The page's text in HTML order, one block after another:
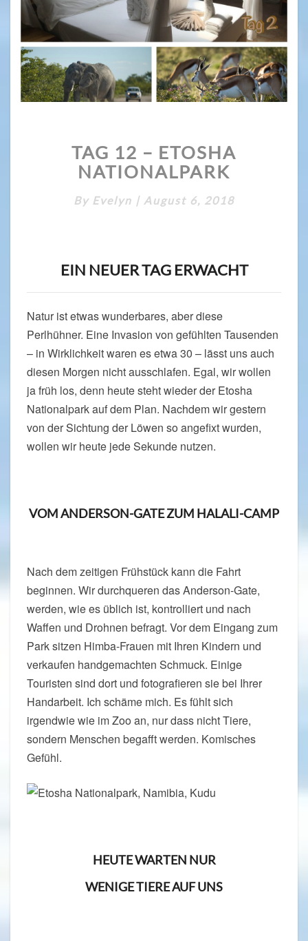
12
–
ETOSHA
NATIONALPARK
TAG 12 – ETOSHA
NATIONALPARK
By Evelyn | August 6, 2018
EIN NEUER TAG ERWACHT
Natur ist etwas wunderbares, aber diese
Perlhühner. Eine Invasion von gefühlten Tausenden
– in Wirklichkeit waren es etwa 30 – lässt uns auch
diesen Morgen nicht ausschlafen. Egal, wir wollen
ja früh los, denn heute steht wieder der Etosha
Nationalpark auf dem Plan. Nachdem wir gestern
von der Sichtung der Löwen so angefixt wurden,
wollen wir heute jede Sekunde nutzen.
VOM ANDERSON-GATE ZUM HALALI-CAMP
Nach dem zeitigen Frühstück kann die Fahrt
beginnen. Wir durchqueren das Anderson-Gate,
werden, wie es üblich ist, kontrolliert und nach
Waffen und Drohnen befragt. Vor dem Eingang zum
Park sitzen Himba-Frauen mit Ihren Kindern und
verkaufen handgemachten Schmuck. Einige
Touristen sind dort und fotografieren sie bei Ihrer
Handarbeit. Ich schäme mich. Es fühlt sich
irgendwie wie im Zoo an, nur dass nicht Tiere,
sondern Menschen begafft werden. Komisches
Gefühl.
HEUTE WARTEN NUR
WENIGE TIERE AUF UNS